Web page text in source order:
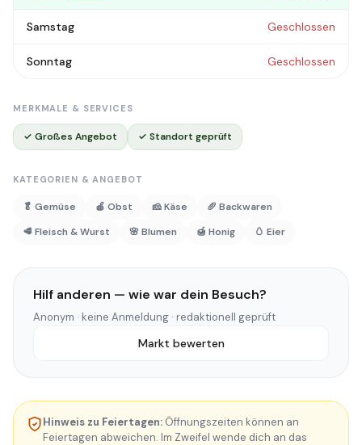
Samstag Geschlossen
Sonntag Geschlossen
MERKMALE & SERVICES
✓ Großes Angebot ✓ Standort geprüft
KATEGORIEN & ANGEBOT
🥬 Gemüse 🍎 Obst 🧀 Käse
🥖 Backwaren
🥩 Fleisch & Wurst
🌸 Blumen 🍯 Honig 🥚 Eier
Hilf anderen — wie war dein Besuch?
Anonym · keine Anmeldung · redaktionell geprüft
Markt bewerten
Hinweis zu Feiertagen: Öffnungszeiten können an
Feiertagen abweichen. Im Zweifel wende dich an das